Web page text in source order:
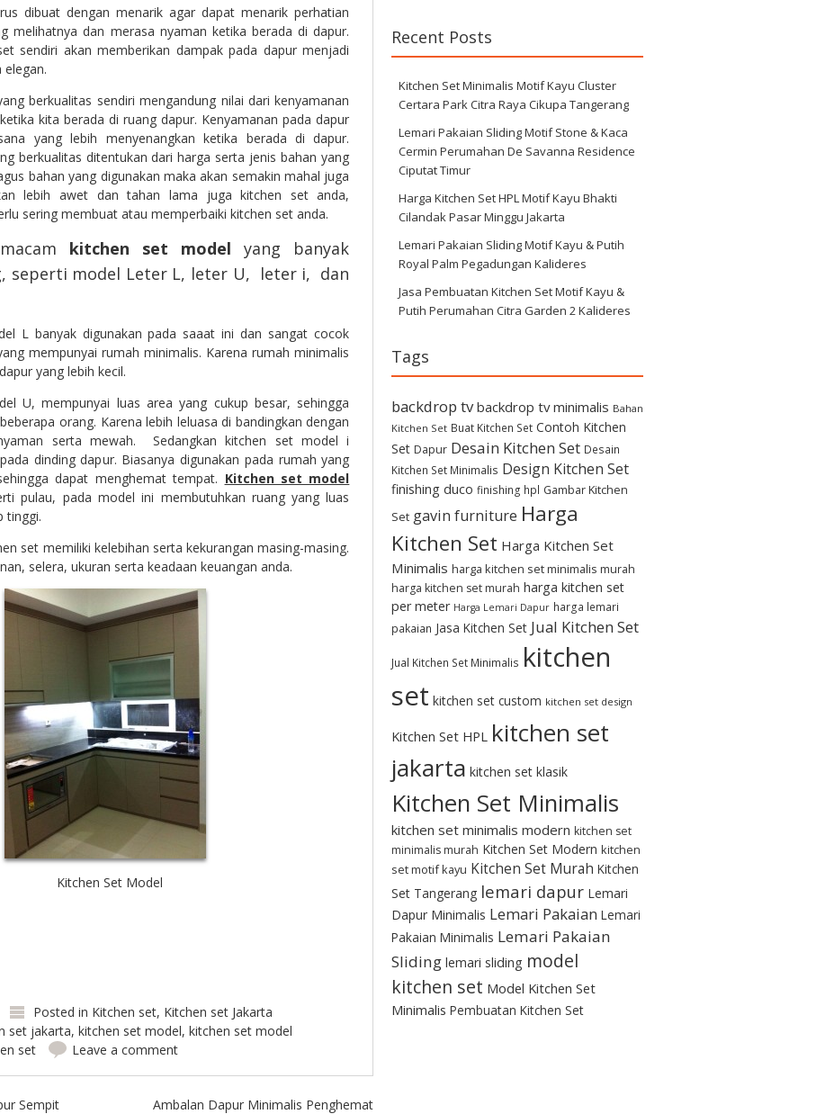
dibuat dengan menarik agar dapat menarik perhatian
melihatnya dan merasa nyaman ketika berada di dapur.
sendiri akan memberikan dampak pada dapur menjadi
elegan.
berkualitas sendiri mengandung nilai dari kenyamanan
kita berada di ruang dapur. Kenyamanan pada dapur
yang lebih menyenangkan ketika berada di dapur.
berkualitas ditentukan dari harga serta jenis bahan yang
bahan yang digunakan maka akan semakin mahal juga
lebih awet dan tahan lama juga kitchen set anda,
sering membuat atau memperbaiki kitchen set anda.
kitchen set model yang banyak
seperti model Leter L, leter U, leter i, dan
L banyak digunakan pada saaat ini dan sangat cocok
mempunyai rumah minimalis. Karena rumah minimalis
yang lebih kecil.
U, mempunyai luas area yang cukup besar, sehingga
orang. Karena lebih leluasa di bandingkan dengan
serta mewah. Sedangkan kitchen set model i
dinding dapur. Biasanya digunakan pada rumah yang
dapat menghemat tempat. Kitchen set model
pulau, pada model ini membutuhkan ruang yang luas
tinggi.
set memiliki kelebihan serta kekurangan masing-masing.
selera, ukuran serta keadaan keuangan anda.
Kitchen Set Model
Posted in Kitchen set, Kitchen set Jakarta
set jakarta, kitchen set model, kitchen set model
set Leave a comment
Sempit Ambalan Dapur Minimalis Penghemat
Recent Posts
Kitchen Set Minimalis Motif Kayu Cluster
Certara Park Citra Raya Cikupa Tangerang
Lemari Pakaian Sliding Motif Stone & Kaca
Cermin Perumahan De Savanna Residence
Ciputat Timur
Harga Kitchen Set HPL Motif Kayu Bhakti
Cilandak Pasar Minggu Jakarta
Lemari Pakaian Sliding Motif Kayu & Putih
Royal Palm Pegadungan Kalideres
Jasa Pembuatan Kitchen Set Motif Kayu &
Putih Perumahan Citra Garden 2 Kalideres
Tags
backdrop tv backdrop tv minimalis Bahan
Kitchen Set Buat Kitchen Set Contoh Kitchen
Set Dapur Desain Kitchen Set Desain
Kitchen Set Minimalis Design Kitchen Set
finishing duco finishing hpl Gambar Kitchen
Set gavin furniture Harga
Kitchen Set Harga Kitchen Set
Minimalis harga kitchen set minimalis murah
harga kitchen set murah harga kitchen set
per meter Harga Lemari Dapur harga lemari
pakaian Jasa Kitchen Set Jual Kitchen Set
Jual Kitchen Set Minimalis kitchen
set kitchen set custom kitchen set design
Kitchen Set HPL kitchen set
jakarta kitchen set klasik
Kitchen Set Minimalis
kitchen set minimalis modern kitchen set
minimalis murah Kitchen Set Modern kitchen
set motif kayu Kitchen Set Murah Kitchen
Set Tangerang lemari dapur Lemari
Dapur Minimalis Lemari Pakaian Lemari
Pakaian Minimalis Lemari Pakaian
Sliding lemari sliding model
kitchen set Model Kitchen Set
Minimalis Pembuatan Kitchen Set